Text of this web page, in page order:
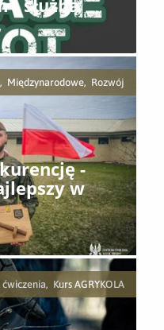
Międzynarodowe, Rozwój
-
w
Kurs AGRYKOLA